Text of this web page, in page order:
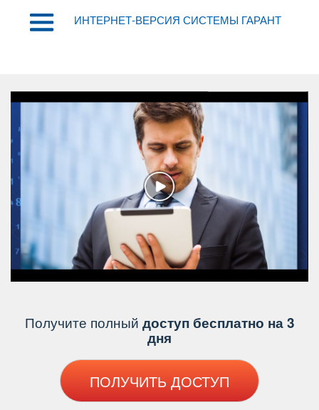
ИНТЕРНЕТ-ВЕРСИЯ СИСТЕМЫ ГАРАНТ
Получите полный доступ бесплатно на 3
дня
ПОЛУЧИТЬ ДОСТУП